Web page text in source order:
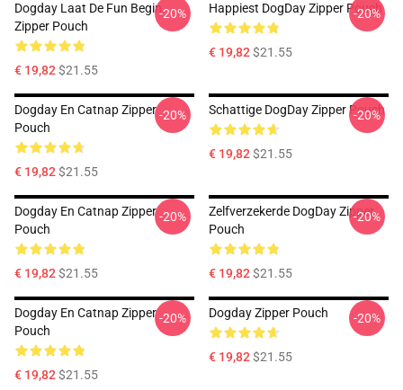
Dogday Laat De Fun Begin
Zipper Pouch
€ 19,82$21.55
-20% Happiest DogDay Zipper Pouch
€ 19,82$21.55
-20%
Dogday En Catnap Zipper
Pouch
€ 19,82$21.55
-20% Schattige DogDay Zipper Pouch
€ 19,82$21.55
-20%
Dogday En Catnap Zipper
Pouch
€ 19,82$21.55
-20%
Zelfverzekerde DogDay Zipper
Pouch
€ 19,82$21.55
-20%
Dogday En Catnap Zipper
Pouch
€ 19,82$21.55
-20% Dogday Zipper Pouch
€ 19,82$21.55
-20%